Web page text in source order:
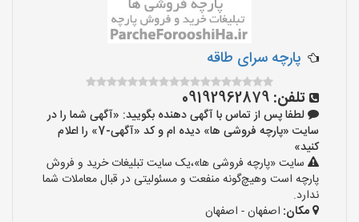
پارچه سرای طاقه
تلفن: 09192962879
لطفا پس از تماس با آگهی دهنده بگویید: «آگهی شما را در
سایت «پارچه فروشی ها» دیده ام و کد «آگهی-7» را اعلام
کنید»
سایت «پارچه فروشی ها»،یک سایت تبلیغات خرید و فروش
پارچه است وهیچ‌گونه منفعت و مسئولیتی در قبال معاملات شما
ندارد.
مکان: اصفهان - اصفهان